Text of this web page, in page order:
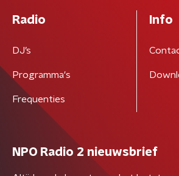
Radio
DJ’s
Programma's
Frequenties
Info
NPO Radio 2 nieuwsbrief